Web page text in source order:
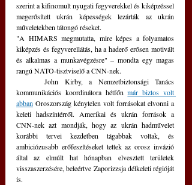
szerint a kifinomult nyugati fegyverekkel és kiképzéssel
megerősített ukrán képességek lezárták az ukrán
műveletekben tátongó réseket.
"A HIMARS megmutatta, mire képes a folyamatos
kiképzés és fegyverellátás, ha a haderő erősen motivált
és alkalmas a munkavégzésre" – mondta egy magas
rangú NATO-tisztviselő a CNN-nek.
	John Kirby, a Nemzetbiztonsági Tanács
kommunikációs koordinátora hétfőn már biztos volt
abban Oroszország kénytelen volt forrásokat elvonni a
keleti hadszíntérről. Amerikai és ukrán források a
CNN-nek azt mondják, hogy az ukrán hadművelet
korábbi tervei kezdetben tágabbak voltak, és
ambiciózusabb erőfeszítéseket tettek az orosz invázió
által az elmúlt hat hónapban elvesztett területek
visszaszerzésére, beleértve Zaporizzsja délkeleti régióját
is.